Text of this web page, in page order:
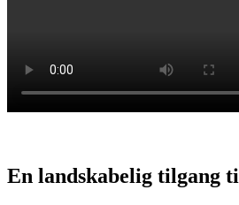
En landskabelig tilgang